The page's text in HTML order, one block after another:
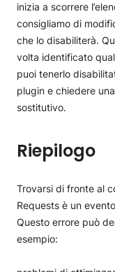
inizia a scorrere
consigliamo di
che lo disabiliterà.
volta identificato
puoi tenerlo
plugin e chiedere
sostitutivo.
Riepilogo
Trovarsi di fronte al
Requests è un
Questo errore può
esempio: